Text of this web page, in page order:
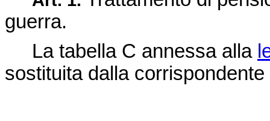
guerra.
La tabella C annessa alla
sostituita dalla